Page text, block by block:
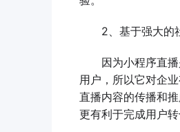
2、基于强大的
因为小程序直播
用户，所以它对企
直播内容的传播和
更有利于完成用户转